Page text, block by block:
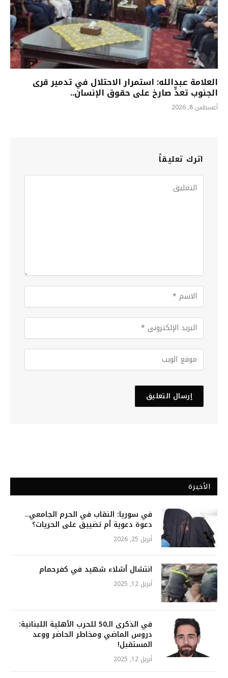
العلامة عبدالله: استمرار الاحتلال في تدمير قرى
الجنوب تعدٍّ صارخ على حقوق الإنسان..
أغسطس 8, 2026
اترك تعليقاً
الأخيرة
في سوريا: النقاب في الحرم الجامعي..
دعوة دعوية أم تضييق على الحريات؟
أبريل 25, 2026
انتشال أشلاء شهيد في كفرحمام
أبريل 12, 2025
في الذكرى الـ50 للحرب الأهلية اللبنانية:
دروس الماضي ومخاطر الحاضر ووعد
المستقبل!
أبريل 12, 2025